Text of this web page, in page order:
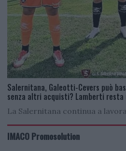
Salernitana, Galeotti-Cevers può
senza altri acquisti? Lamberti
La Salernitana continua a
IMACO Promosolution